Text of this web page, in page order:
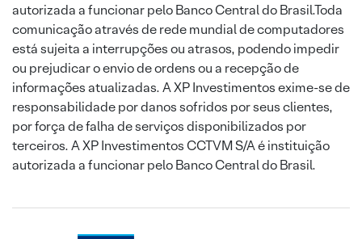
autorizada a funcionar pelo Banco Central do Brasil.Toda
comunicação através de rede mundial de computadores
está sujeita a interrupções ou atrasos, podendo impedir
ou prejudicar o envio de ordens ou a recepção de
informações atualizadas. A XP Investimentos exime-se de
responsabilidade por danos sofridos por seus clientes,
por força de falha de serviços disponibilizados por
terceiros. A XP Investimentos CCTVM S/A é instituição
autorizada a funcionar pelo Banco Central do Brasil.